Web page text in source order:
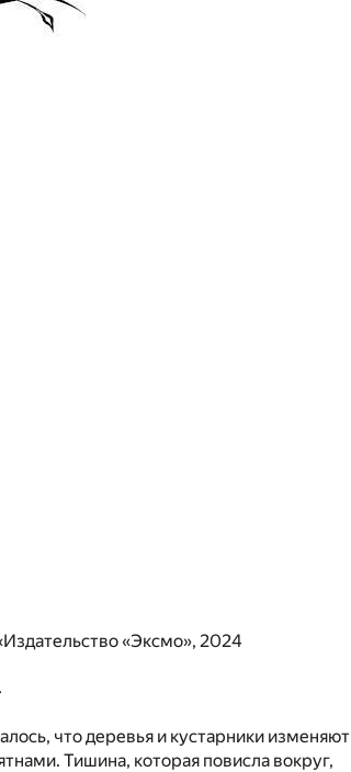
«Эксмо», 2024
что деревья и кустарники изменяют
Тишина, которая повисла вокруг,